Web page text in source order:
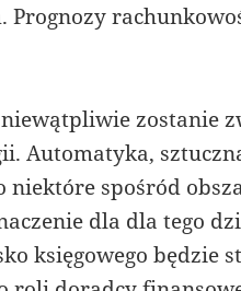
zostanie
Automatyka,
niektóre spośród
dla dla tego
księgowego będzie